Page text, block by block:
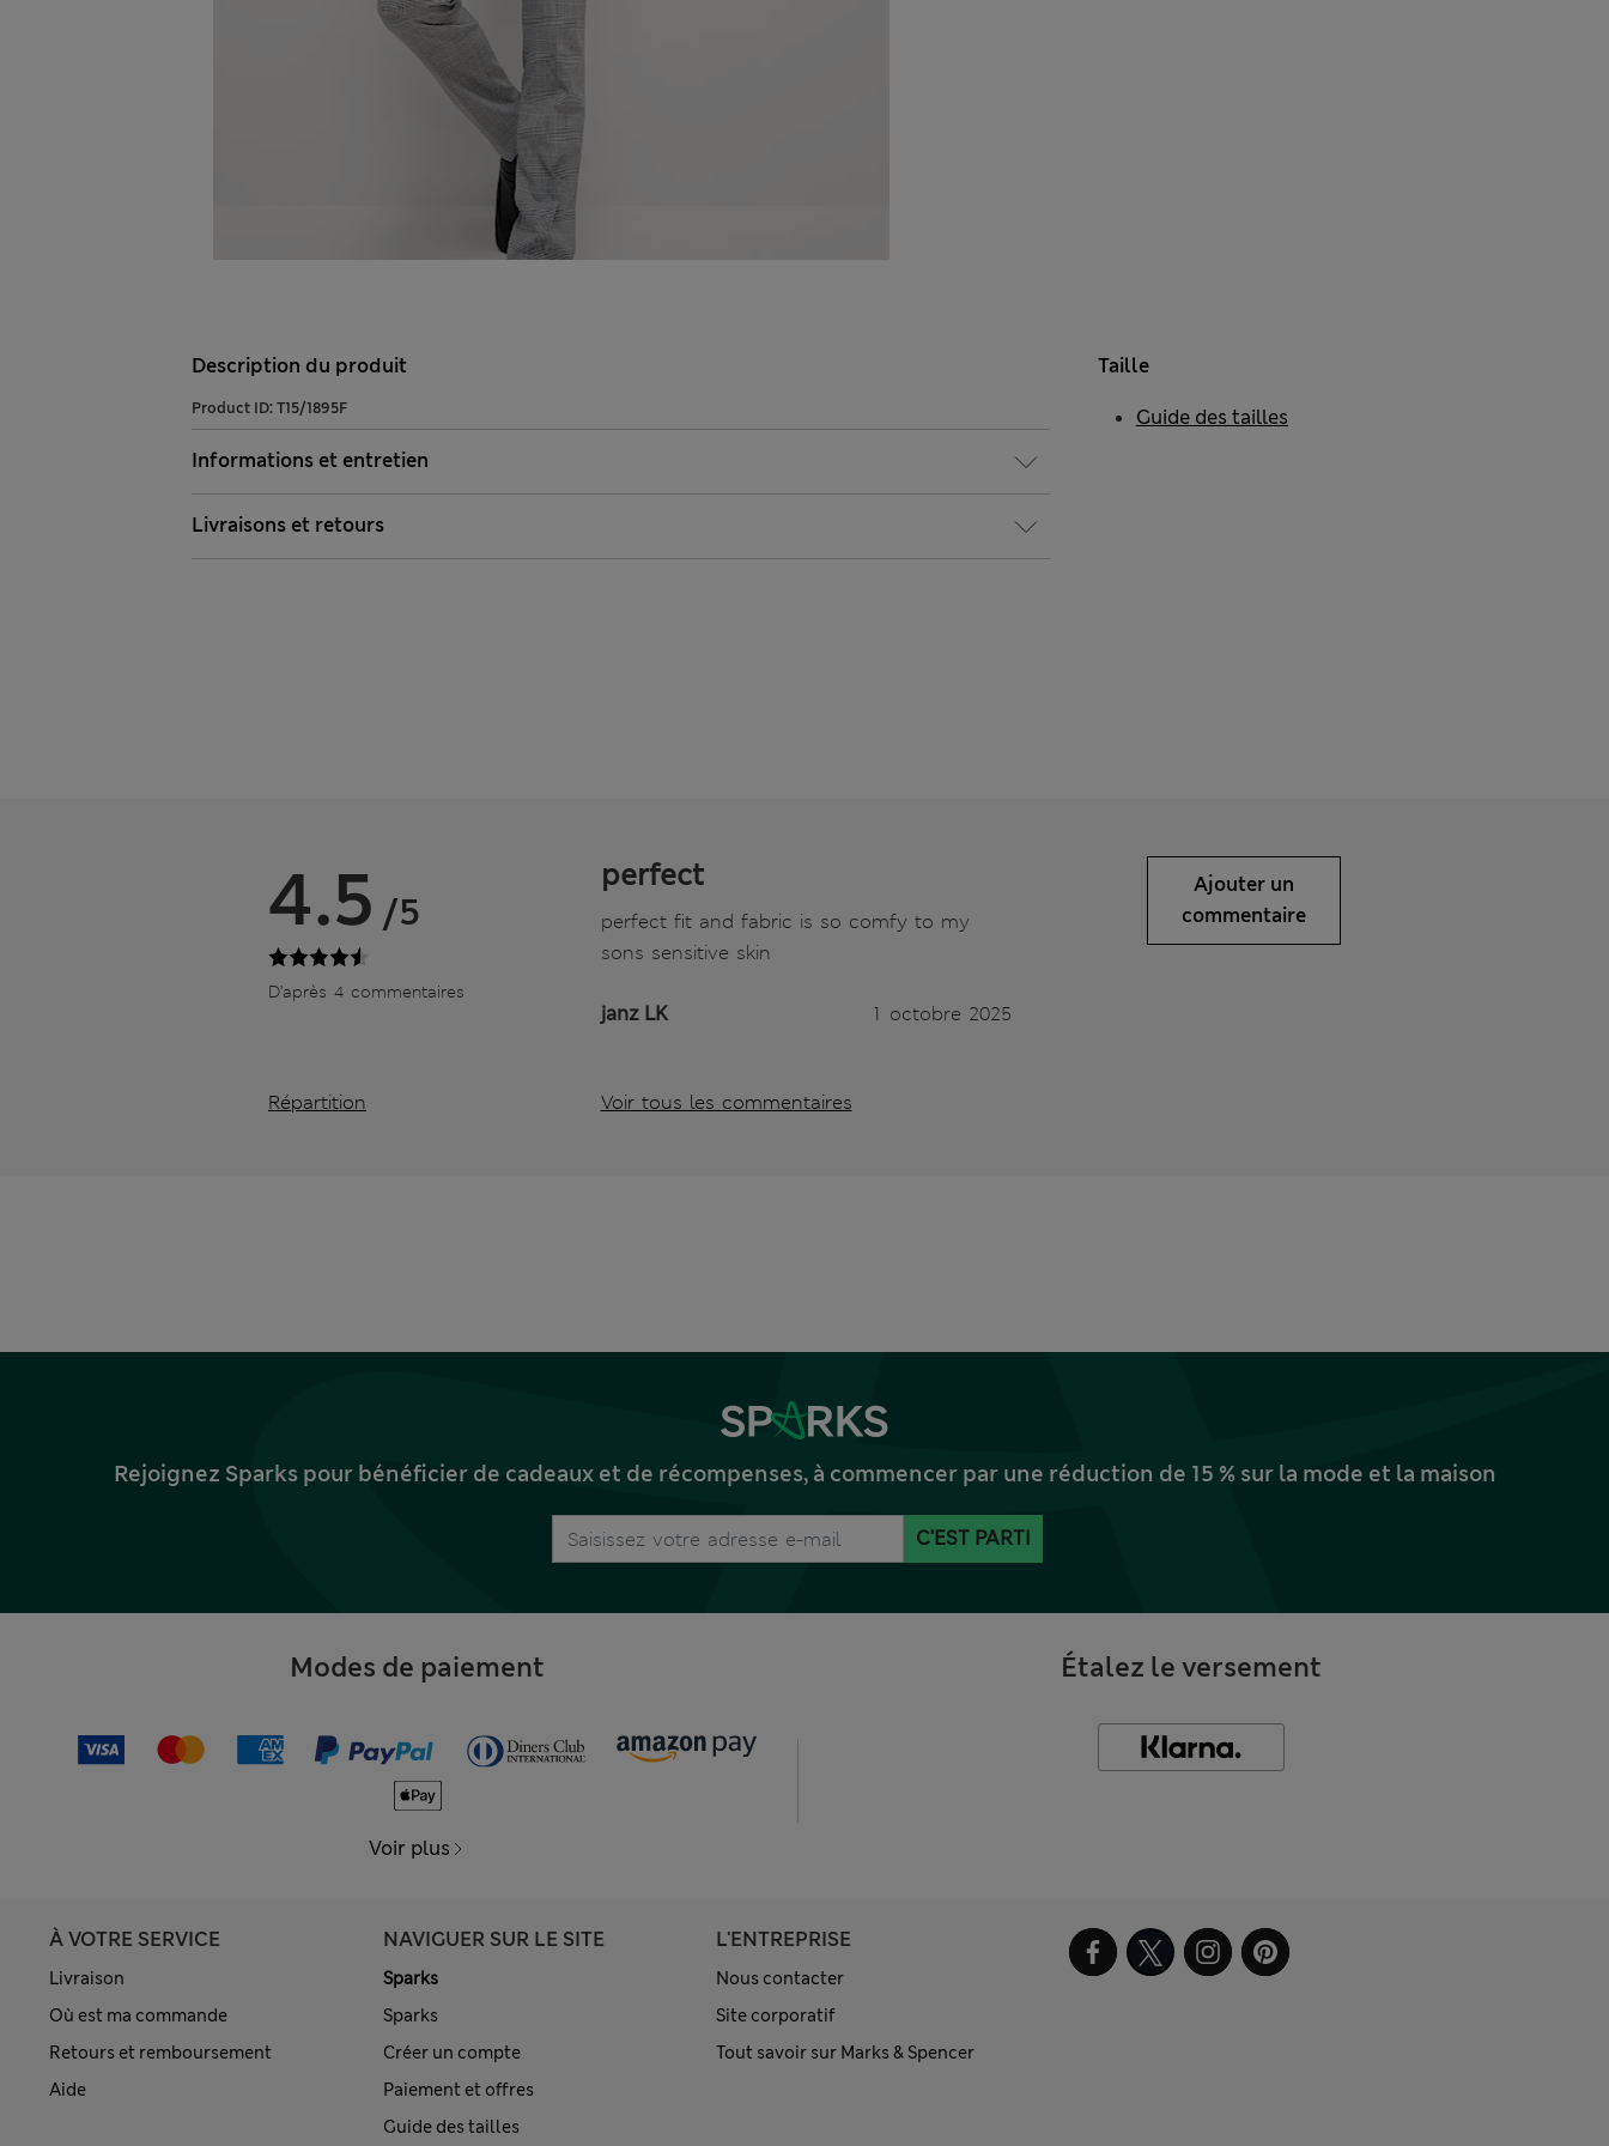
Description du produit
Product ID: T15/1895F
Informations et entretien
Livraisons et retours
Taille
Guide des tailles
4.5 /5
D’après 4 commentaires
Répartition
perfect
perfect fit and fabric is so comfy to my
sons sensitive skin
janz LK 1 octobre 2025
Voir tous les commentaires
Ajouter un
commentaire
Rejoignez Sparks pour bénéficier de cadeaux et de récompenses, à commencer par une réduction de 15 % sur la mode et la maison
C'EST PARTI
Modes de paiement
Voir plus
Étalez le versement
À VOTRE SERVICE
Livraison
Où est ma commande
Retours et remboursement
Aide
NAVIGUER SUR LE SITE
Sparks
Sparks
Créer un compte
Paiement et offres
Guide des tailles
L'ENTREPRISE
Nous contacter
Site corporatif
Tout savoir sur Marks & Spencer